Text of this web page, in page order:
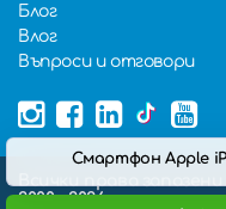
Смартфон Apple
Блог
Влог
Въпроси и отговори
2000 - 2026,